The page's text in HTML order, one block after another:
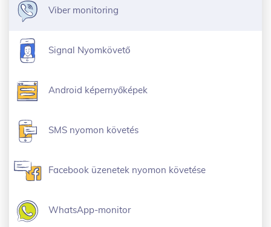
Viber monitoring
Signal Nyomkövető
Android képernyőképek
SMS nyomon követés
Facebook üzenetek nyomon követése
WhatsApp-monitor